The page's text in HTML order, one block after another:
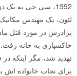
1992، سی جی به
لئون، یک مهندس
برادرش در مورد قتل
خاکسپاری به خانه
تهدید شد، مگر اینکه
برای نجات خانواده اش